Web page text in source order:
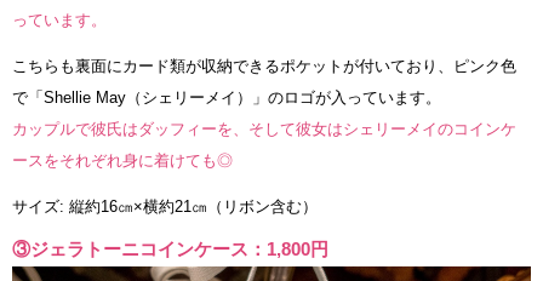
っています。
こちらも裏面にカード類が収納できるポケットが付いており、ピンク色
で「Shellie May（シェリーメイ）」のロゴが入っています。
カップルで彼氏はダッフィーを、そして彼女はシェリーメイのコインケ
ースをそれぞれ身に着けても◎
サイズ: 縦約16㎝×横約21㎝（リボン含む）
③ジェラトーニコインケース：1,800円